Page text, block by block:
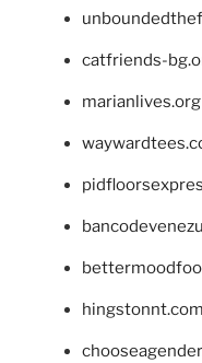
catfriends-
marianlives.org
hingstonnt.com